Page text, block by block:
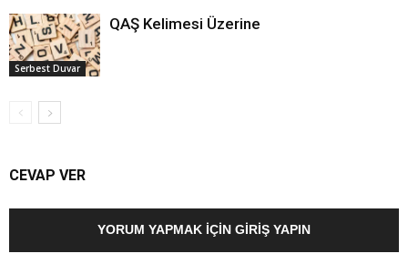
Serbest Duvar
QAŞ Kelimesi Üzerine
CEVAP VER
YORUM YAPMAK İÇIN GIRIŞ YAPIN